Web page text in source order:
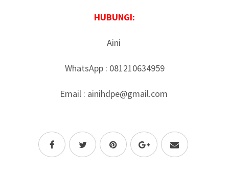
HUBUNGI:
Aini
WhatsApp : 081210634959
Email : ainihdpe@gmail.com